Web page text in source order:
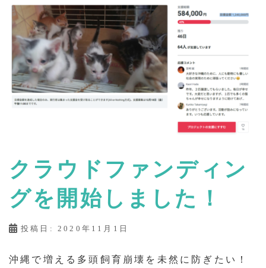
る
クラウドファンディン
グを開始しました！
投稿日: 2020年11月1日
沖縄で増える多頭飼育崩壊を未然に防ぎたい！